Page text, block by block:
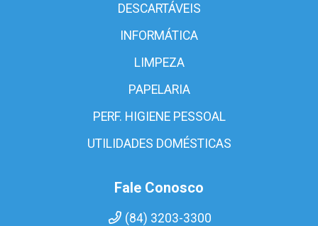
DESCARTÁVEIS
INFORMÁTICA
LIMPEZA
PAPELARIA
PERF. HIGIENE PESSOAL
UTILIDADES DOMÉSTICAS
Fale Conosco
(84) 3203-3300